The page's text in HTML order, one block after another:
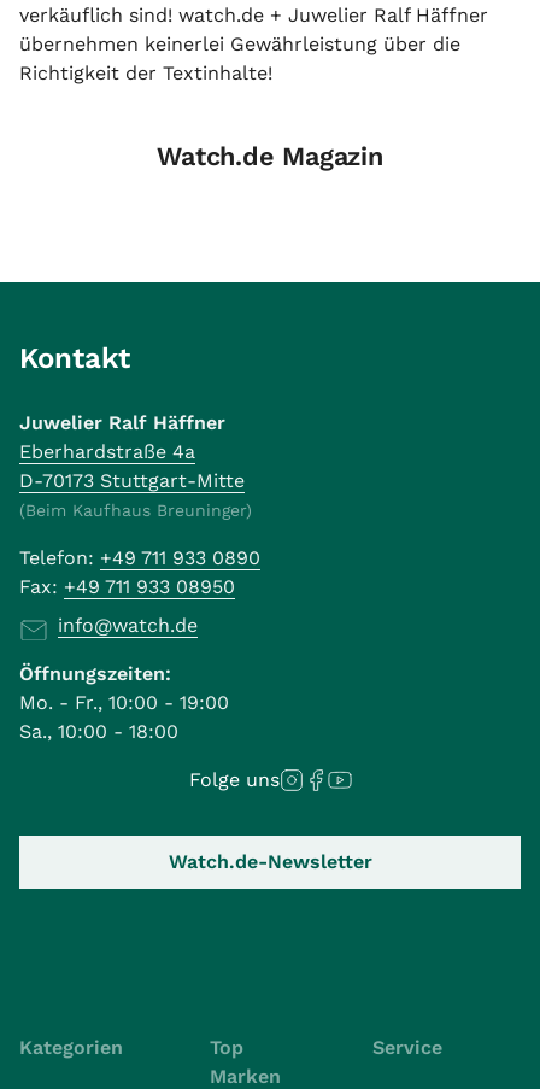
verkäuflich sind! watch.de + Juwelier Ralf Häffner
übernehmen keinerlei Gewährleistung über die
Richtigkeit der Textinhalte!
Watch.de Magazin
Kontakt
Juwelier Ralf Häffner
Eberhardstraße 4a
D-70173 Stuttgart-Mitte
(Beim Kaufhaus Breuninger)
Telefon: +49 711 933 0890
Fax: +49 711 933 08950
info@watch.de
Öffnungszeiten:
Mo. - Fr., 10:00 - 19:00
Sa., 10:00 - 18:00
Folge uns
Watch.de-Newsletter
Kategorien
Top
Marken
Service